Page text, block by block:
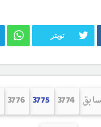
تويتر
3774
3775
3776